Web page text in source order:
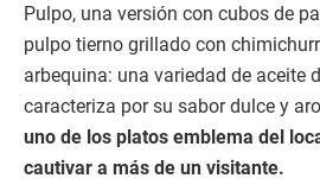
Pulpo, una versión con cubos de
pulpo tierno grillado con
arbequina: una variedad de aceite
caracteriza por su sabor dulce y
uno de los platos emblema del
cautivar a más de un visitante.